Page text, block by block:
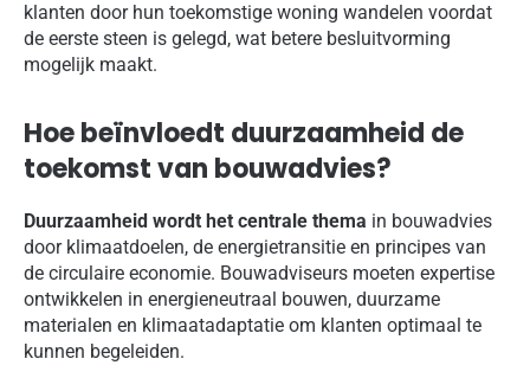
klanten door hun toekomstige woning wandelen voordat
de eerste steen is gelegd, wat betere besluitvorming
mogelijk maakt.
Hoe beïnvloedt duurzaamheid de
toekomst van bouwadvies?
Duurzaamheid wordt het centrale thema in bouwadvies
door klimaatdoelen, de energietransitie en principes van
de circulaire economie. Bouwadviseurs moeten expertise
ontwikkelen in energieneutraal bouwen, duurzame
materialen en klimaatadaptatie om klanten optimaal te
kunnen begeleiden.